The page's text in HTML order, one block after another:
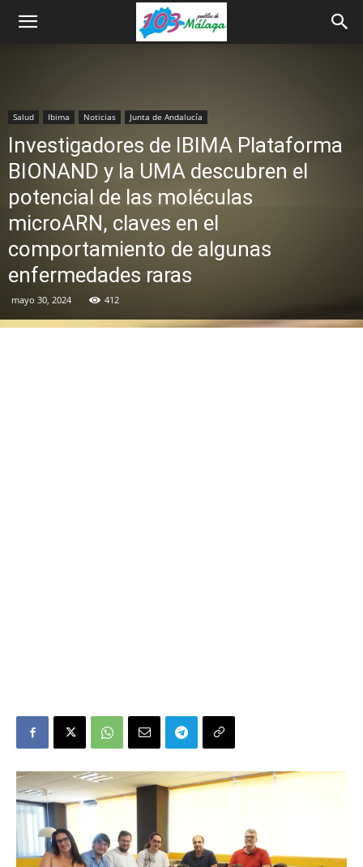
Salud Ibima Noticias Junta de Andalucía
Investigadores de IBIMA Plataforma
BIONAND y la UMA descubren el
potencial de las moléculas
microARN, claves en el
comportamiento de algunas
enfermedades raras
mayo 30, 2024 412